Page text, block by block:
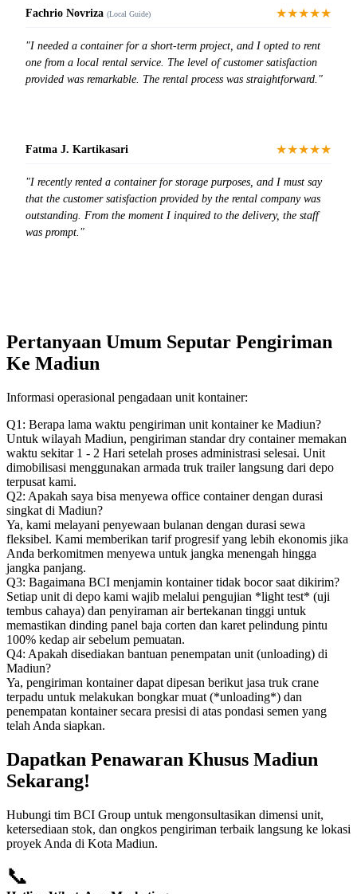
Fachrio Novriza (Local Guide) ★★★★★
"I needed a container for a short-term project, and I opted to rent
one from a local rental service. The level of customer satisfaction
provided was remarkable. The rental process was straightforward."
Fatma J. Kartikasari ★★★★★
"I recently rented a container for storage purposes, and I must say
that the customer satisfaction provided by the rental company was
outstanding. From the moment I inquired to the delivery, the staff
was prompt."
Pertanyaan Umum Seputar Pengiriman
Ke Madiun
Informasi operasional pengadaan unit kontainer:
Q1: Berapa lama waktu pengiriman unit kontainer ke Madiun?
Untuk wilayah Madiun, pengiriman standar dry container memakan
waktu sekitar 1 - 2 Hari setelah proses administrasi selesai. Unit
dimobilisasi menggunakan armada truk trailer langsung dari depo
terpusat kami.
Q2: Apakah saya bisa menyewa office container dengan durasi
singkat di Madiun?
Ya, kami melayani penyewaan bulanan dengan durasi sewa
fleksibel. Kami memberikan tarif progresif yang lebih ekonomis jika
Anda berkomitmen menyewa untuk jangka menengah hingga
jangka panjang.
Q3: Bagaimana BCI menjamin kontainer tidak bocor saat dikirim?
Setiap unit di depo kami wajib melalui pengujian *light test* (uji
tembus cahaya) dan penyiraman air bertekanan tinggi untuk
memastikan dinding panel baja corten dan karet pelindung pintu
100% kedap air sebelum pemuatan.
Q4: Apakah disediakan bantuan penempatan unit (unloading) di
Madiun?
Ya, pengiriman kontainer dapat dipesan berikut jasa truk crane
terpadu untuk melakukan bongkar muat (*unloading*) dan
penempatan kontainer secara presisi di atas pondasi semen yang
telah Anda siapkan.
Dapatkan Penawaran Khusus Madiun
Sekarang!
Hubungi tim BCI Group untuk mengonsultasikan dimensi unit,
ketersediaan stok, dan ongkos pengiriman terbaik langsung ke lokasi
proyek Anda di Kota Madiun.
📞